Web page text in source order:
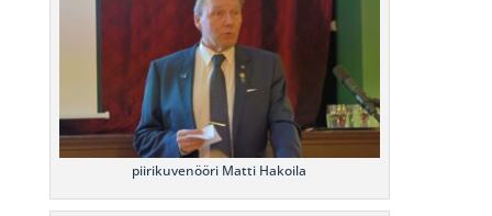
piirikuvenööri Matti Hakoila